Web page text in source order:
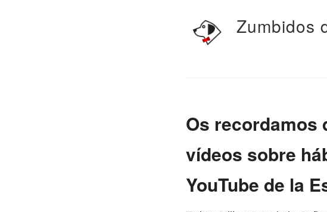
Zumbidos
Os recordamos
vídeos sobre
YouTube de la